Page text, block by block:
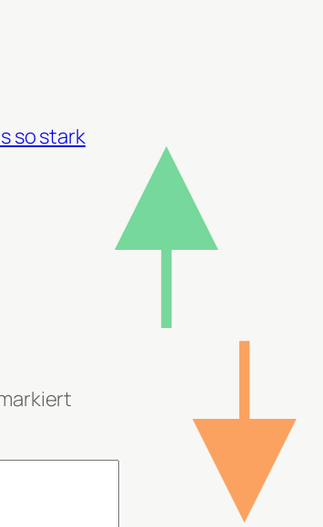
so stark